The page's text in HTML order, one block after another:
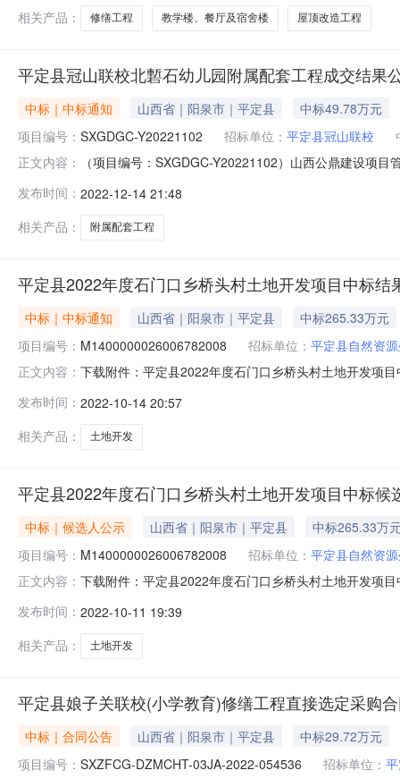
相关产品：
修缮工程 教学楼、餐厅及宿舍楼 屋顶改造工程
平定县冠山联校北磛石幼儿园附属配套工程成交结果
中标｜中标通知 山西省｜阳泉市｜平定县
中标49.78万元
项目编号： SXGDGC-Y20221102 招标单位： 平定县冠山联校
正文内容：
（项目编号：SXGDGC-Y20221102）山西公鼎建设项
名称成交价格（元）工期1山西仁杰永昌建筑工程有限公
采
发布时间： 2022-12-14 21:48
相关产品：
附属配套工程
平定县2022年度石门口乡桥头村土地开发项目中标结
中标｜中标通知 山西省｜阳泉市｜平定县
中标265.33万元
项目编号： M1400000026006782008 招标单位： 平定县自然资
正文内容： 下载附件：平定县2022年度石门口乡桥头村土地开发项
标项目编号：M1400000026006782008)，确定001不分
发布时间： 2022-10-14 20:57
相关产品：
土地开发
平定县2022年度石门口乡桥头村土地开发项目中标候
中标｜候选人公示 山西省｜阳泉市｜平定县
中标265.33万
项目编号： M1400000026006782008 招标单位： 平定县自然资
正文内容： 下载附件：平定县2022年度石门口乡桥头村土地开发项
时间：2022-10-1418:00本平定县2022年度石门口乡桥
发布时间： 2022-10-11 19:39
相关产品：
土地开发
平定县娘子关联校(小学教育)修缮工程直接选定采购
中标｜合同公告 山西省｜阳泉市｜平定县
中标29.72万元
项目编号： SXZFCG-DZMCHT-03JA-2022-054536 招标单位：